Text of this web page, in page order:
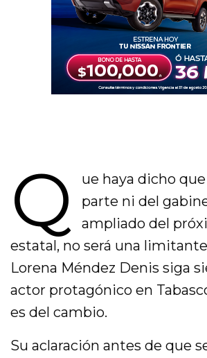
Q
ue haya dicho
parte ni del
ampliado del
estatal, no será una
Lorena Méndez Denis siga
actor protagónico en
es del cambio.
Su aclaración antes de que